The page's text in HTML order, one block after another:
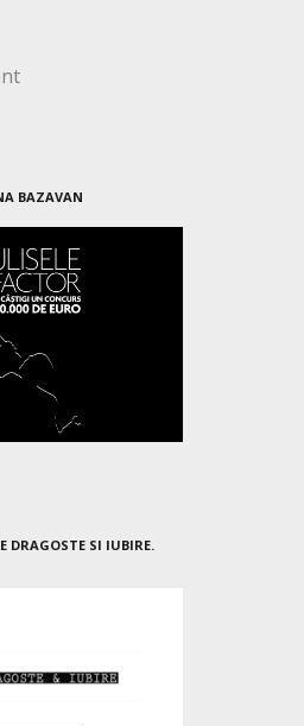
BAZAVAN
DRAGOSTE SI IUBIRE.